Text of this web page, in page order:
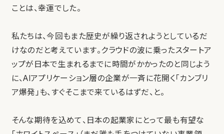
ことは、幸運でした。
私たちは、今回もまた歴史が繰り返されようとしているだ
けなのだと考えています。クラウドの波に乗ったスタートア
ップが日本で生まれるまでに時間がかかったのと同じよう
に、AIアプリケーション層の企業が一斉に花開く「カンブリ
ア爆発」も、すぐそこまで来ているはずだ、と。
そんな期待を込めて、日本の起業家にとって最も有望な